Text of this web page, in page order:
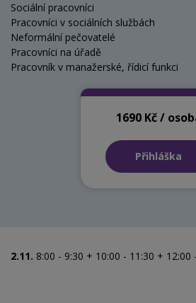
Sociální pracovníci
Pracovníci v sociálních službách
Neformální pečovatelé
Pracovníci na úřadě
Pracovník v manažerské, řídicí funkci
1690 Kč /
Přihláška
2.11. 8:00 - 9:30 + 10:00 - 11:30 + 12:00